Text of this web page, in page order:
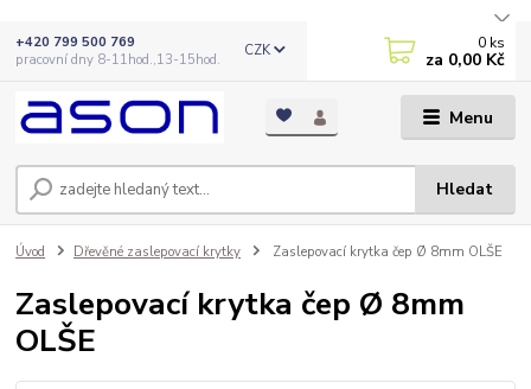
Menu
CZK
Hledat
+420 799 500 769
pracovní dny 8-11hod.,13-15hod.
0 ks
za 0,00 Kč
Úvod Dřevěné zaslepovací krytky Zaslepovací krytka čep Ø 8mm OLŠE
Zaslepovací krytka čep Ø 8mm
OLŠE